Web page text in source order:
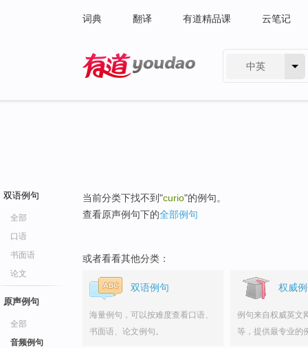
词典 翻译 有道精品课 云笔记
中英
双语例句
全部
口语
书面语
论文
原声例句
全部
音频例句
当前分类下找不到"curio"的例句。
查看原声例句下的全部例句
或者看看其他分类：
双语例句
海量例句，可以按难度查看口语、
书面语、论文例句。
权威
例句来自权威英文
等，提供最专业的